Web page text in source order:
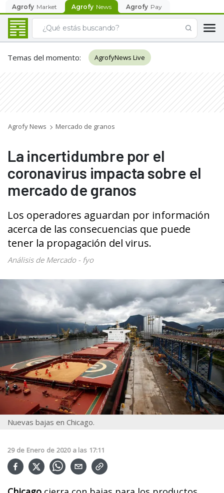
Agrofy Market Agrofy News Agrofy Pay
Temas del momento: AgrofyNews Live
Agrofy News Mercado de granos
La incertidumbre por el
coronavirus impacta sobre el
mercado de granos
Los operadores aguardan por información
acerca de las consecuencias que puede
tener la propagación del virus.
Análisis de Mercado - fyo
Nuevas bajas en Chicago.
29 de Enero de 2020 a las 17:11